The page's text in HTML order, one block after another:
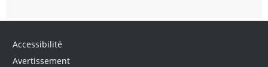
Accessibilité
Avertissement